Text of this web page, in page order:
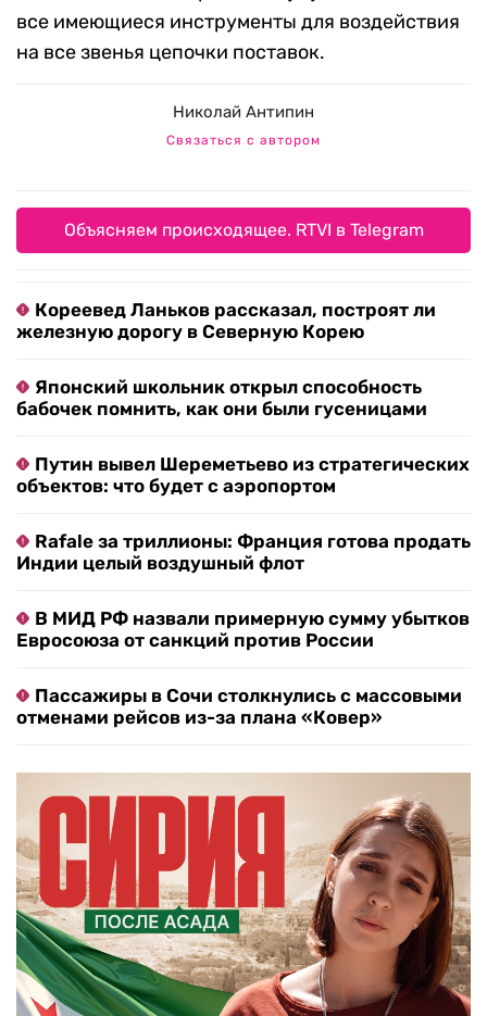
все имеющиеся инструменты для воздействия
на все звенья цепочки поставок.
Николай Антипин
Связаться с автором
Объясняем происходящее. RTVI в Telegram
Кореевед Ланьков рассказал, построят ли
железную дорогу в Северную Корею
Японский школьник открыл способность
бабочек помнить, как они были гусеницами
Путин вывел Шереметьево из стратегических
объектов: что будет с аэропортом
Rafale за триллионы: Франция готова продать
Индии целый воздушный флот
В МИД РФ назвали примерную сумму убытков
Евросоюза от санкций против России
Пассажиры в Сочи столкнулись с массовыми
отменами рейсов из-за плана «Ковер»